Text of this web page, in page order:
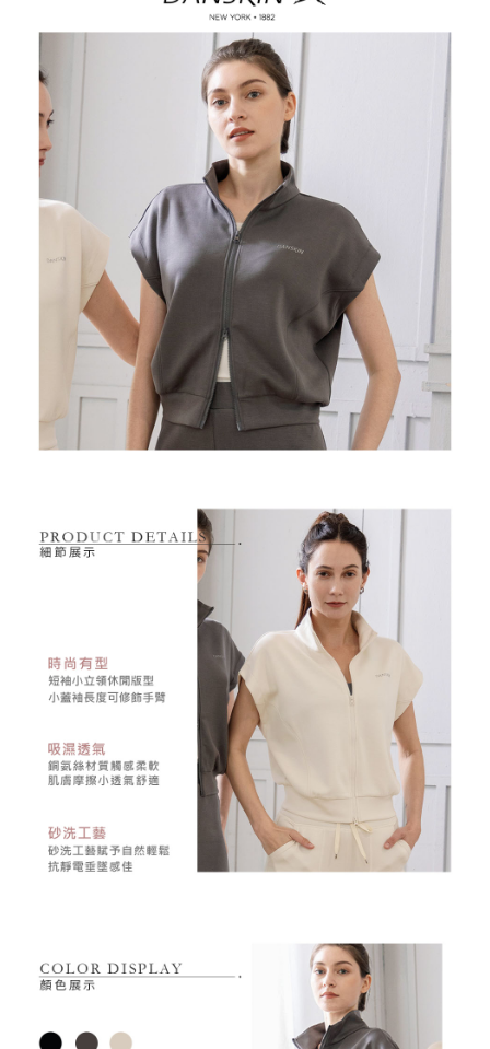
※ 交易是否成功請以「AFTEE先享後付 」之結帳頁面顯示為準，若有關於
是否繳費成功／繳費後需取消欲退款等相關疑問，請聯繫「AFTEE先享後付
https://netprotections.freshdesk.com/support/home
【注意事項】
１．透過由恩沛科技股份有限公司提供之「AFTEE先享後付」服務完成之交
易，需依本服務之必要範圍內提供個人資料，並將交易相關給付款項請求債
權轉讓予恩沛科技股份有限公司。
２．關於個人資料處理事宜，請瀏覽以下網址：
https://aftee.tw/terms/#terms3
３．未成年的使用者請事先徵得法定代理人或監護人之同意方可使用
「AFTEE先享後付」，若未經同意申辦者引起之損失，本公司不負相關責
４．使用「AFTEE先享後付」時，將依據個別帳號之用戶狀況，依本公司即
時審查核予不同之上限額度；若仍有額度不足之情形，本公司將視審查結果
請求用戶進行身份認證。
５．嚴禁一人註冊多個帳號或使用他人資訊註冊。若發現惡意使用之情形，
恩沛科技股份有限公司將有權停止該用戶之使用額度並採取法律行動。
7-11取貨付款
免運費
付款後7-11取貨
免運費